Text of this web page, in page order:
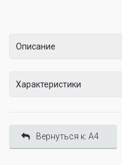
Описание
Характеристики
Вернуться к: A4